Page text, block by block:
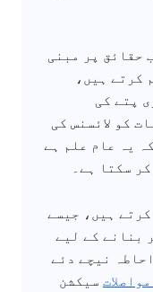
حقائق پر مبنی
کرتے ہیں،
پتے کی
کو لائسنس کی
یہ عام علم ہے
سکتا ہے۔
ہیں، جیسے
بنانے کے لیے
نیچے دئے
سیکشن